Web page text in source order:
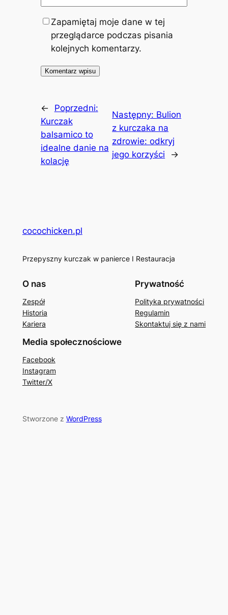
Zapamiętaj moje dane w tej
przeglądarce podczas pisania
kolejnych komentarzy.
←
Poprzedni:
Kurczak
balsamico to
idealne danie na
kolację
Następny: Bulion
z kurczaka na
zdrowie: odkryj
jego korzyści
→
cocochicken.pl
Przepyszny kurczak w panierce I Restauracja
O nas
Zespół
Historia
Kariera
Prywatność
Polityka prywatności
Regulamin
Skontaktuj się z nami
Media społecznościowe
Facebook
Instagram
Twitter/X
Stworzone z WordPress